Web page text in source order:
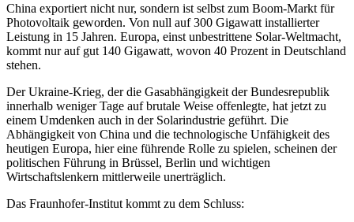
China exportiert nicht nur, sondern ist selbst zum Boom-Markt für
Photovoltaik geworden. Von null auf 300 Gigawatt installierter
Leistung in 15 Jahren. Europa, einst unbestrittene Solar-Weltmacht,
kommt nur auf gut 140 Gigawatt, wovon 40 Prozent in Deutschland
stehen.
Der Ukraine-Krieg, der die Gasabhängigkeit der Bundesrepublik
innerhalb weniger Tage auf brutale Weise offenlegte, hat jetzt zu
einem Umdenken auch in der Solarindustrie geführt. Die
Abhängigkeit von China und die technologische Unfähigkeit des
heutigen Europa, hier eine führende Rolle zu spielen, scheinen der
politischen Führung in Brüssel, Berlin und wichtigen
Wirtschaftslenkern mittlerweile unerträglich.
Das Fraunhofer-Institut kommt zu dem Schluss: